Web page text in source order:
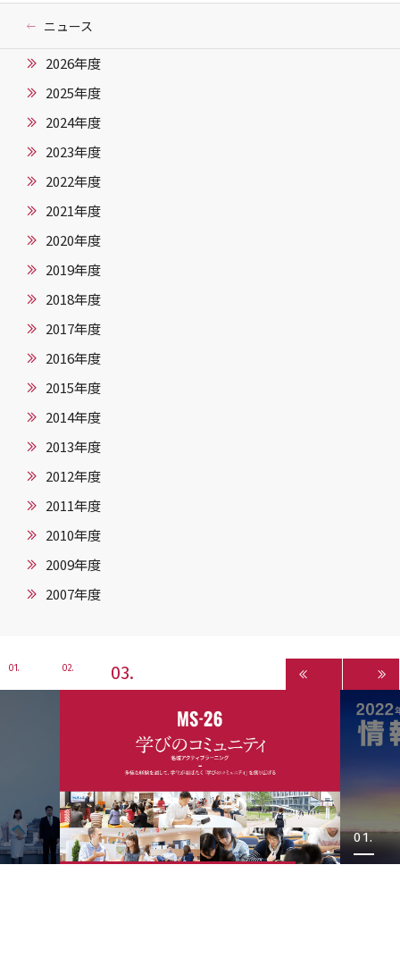
ニュース
2026年度
2025年度
2024年度
2023年度
2022年度
2021年度
2020年度
2019年度
2018年度
2017年度
2016年度
2015年度
2014年度
2013年度
2012年度
2011年度
2010年度
2009年度
2007年度
1 2 3